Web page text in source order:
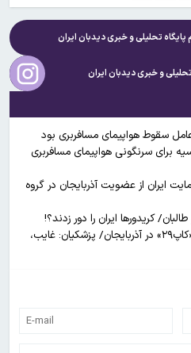
پایگاه تحلیلی و خبریدیدبان ایران
و خبریدیدبان ایران
سقوط هواپیمای مسافربری بود
برای سرنگونی هواپیمای مسافربری
ایران از عضویت آذربایجان در گروه
کریدورها ایران را دور زدند؟!
برگزاری اجلاس تغییرات اقلیمی «کاپ۲۹» در آذربایجان/ پزشکیان: غایب،